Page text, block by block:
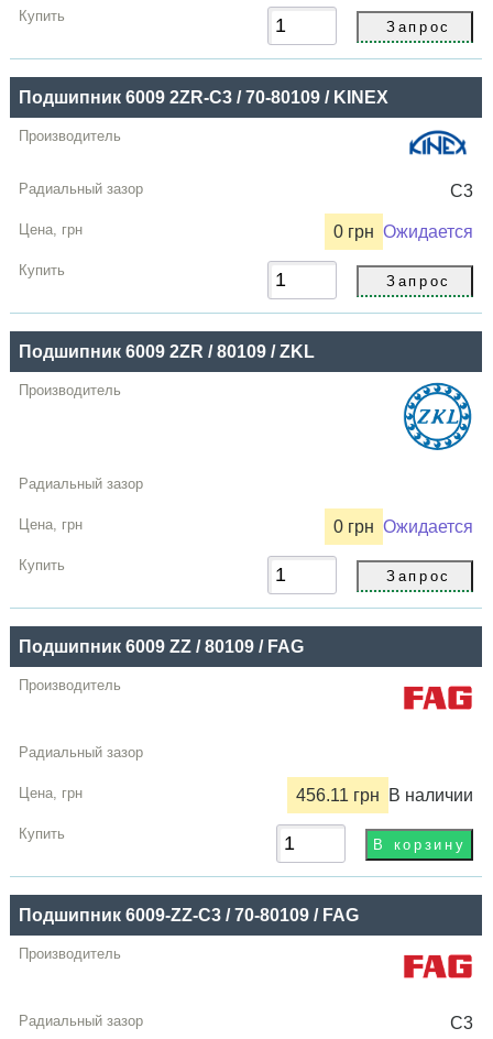
грн
Подшипник 6009 2ZR-C3 / 70-80109 / KINEX
C3
0 грн Ожидается
Подшипник 6009 2ZR / 80109 / ZKL
0 грн Ожидается
Подшипник 6009 ZZ / 80109 / FAG
456.11 грн В наличии
Подшипник 6009-ZZ-C3 / 70-80109 / FAG
C3